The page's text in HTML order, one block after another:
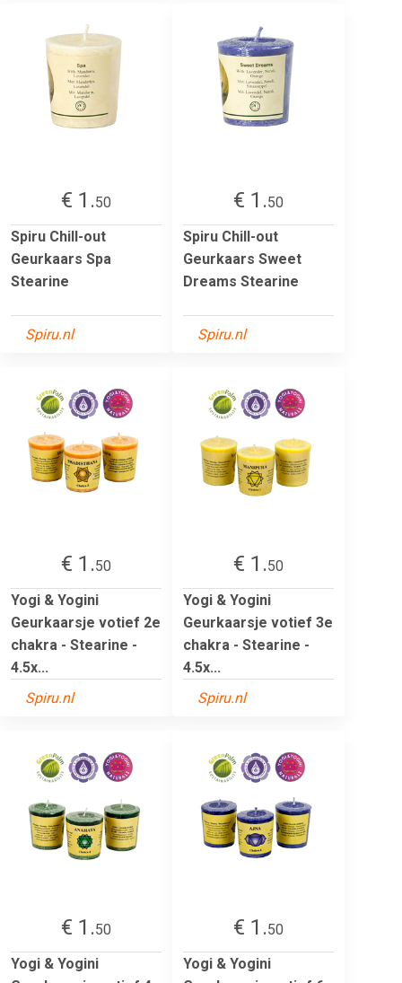
€ 1.50
Spiru Chill-out
Geurkaars Spa
Stearine
Spiru.nl
€ 1.50
Spiru Chill-out
Geurkaars Sweet
Dreams Stearine
Spiru.nl
€ 1.50
Yogi & Yogini
Geurkaarsje votief 2e
chakra - Stearine -
4.5x...
Spiru.nl
€ 1.50
Yogi & Yogini
Geurkaarsje votief 3e
chakra - Stearine -
4.5x...
Spiru.nl
€ 1.50
Yogi & Yogini
€ 1.50
Yogi & Yogini